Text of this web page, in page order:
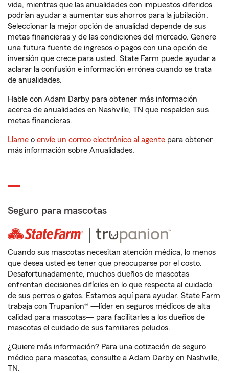
vida, mientras que las anualidades con impuestos diferidos
podrían ayudar a aumentar sus ahorros para la jubilación.
Seleccionar la mejor opción de anualidad depende de sus
metas financieras y de las condiciones del mercado. Genere
una futura fuente de ingresos o pagos con una opción de
inversión que crece para usted. State Farm puede ayudar a
aclarar la confusión e información errónea cuando se trata
de anualidades.
Hable con Adam Darby para obtener más información
acerca de anualidades en Nashville, TN que respalden sus
metas financieras.
Llame o envíe un correo electrónico al agente para obtener
más información sobre Anualidades.
Seguro para mascotas
Cuando sus mascotas necesitan atención médica, lo menos
que desea usted es tener que preocuparse por el costo.
Desafortunadamente, muchos dueños de mascotas
enfrentan decisiones difíciles en lo que respecta al cuidado
de sus perros o gatos. Estamos aquí para ayudar. State Farm
trabaja con Trupanion® —líder en seguros médicos de alta
calidad para mascotas— para facilitarles a los dueños de
mascotas el cuidado de sus familiares peludos.
¿Quiere más información? Para una cotización de seguro
médico para mascotas, consulte a Adam Darby en Nashville,
TN.